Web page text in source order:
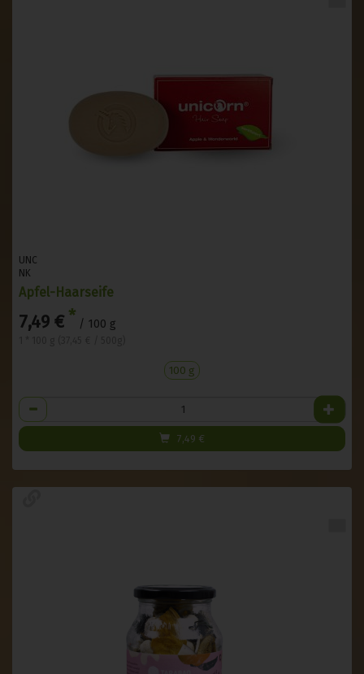
UNC
NK
Apfel-Haarseife
7,49 € * / 100 g
100 g
Anzahl
7,49 €